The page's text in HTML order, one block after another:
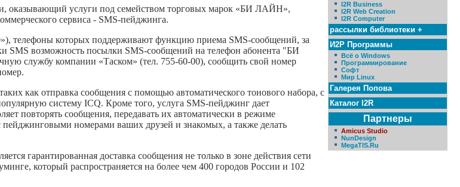
оказывающий услуги под семейством торговых марок «БИ ЛАЙН»,
сервиса - SMS-пейджинга.
которых поддерживают функцию приема SMS-сообщений, за
SMS возможность посылки SMS-сообщений на телефон абонента "БИ
службу компании «Таском» (тел. 755-60-00), сообщить свой номер
как отправка сообщения с помощью автоматического тонового набора, с
систему ICQ. Кроме того, услуга SMS-пейджинг дает
повторять сообщения, передавать их автоматически в режиме
номерами ваших друзей и знакомых, а также делать
гарантированная доставка сообщения не только в зоне действия сети
который распространяется на более чем 400 городов России и 102
I2R Business
I2R Web Creation
I2R Computer
рассылки библиотеки +
И2Р Программы
Всё о Windows
Программирование
Софт
Мир Linux
Галерея Попова
Каталог I2R
Партнеры
Amicus Studio
NunDesign
MegaTIS.Ru